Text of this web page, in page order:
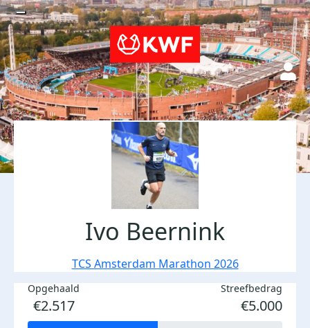
Ivo Beernink
TCS Amsterdam Marathon 2026
Opgehaald
€2.517
Streefbedrag
€5.000